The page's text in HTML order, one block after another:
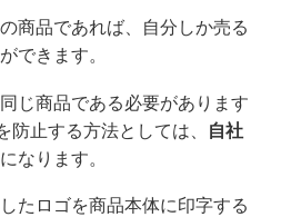
商品であれば、自分しか売る
できます。
じ商品である必要があります
止する方法としては、
自社
なります。
たロゴを商品本体に印字する